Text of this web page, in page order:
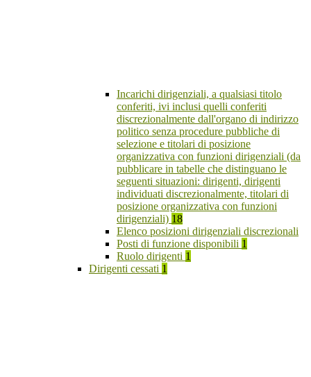
Incarichi dirigenziali, a qualsiasi titolo
conferiti, ivi inclusi quelli conferiti
discrezionalmente dall'organo di indirizzo
politico senza procedure pubbliche di
selezione e titolari di posizione
organizzativa con funzioni dirigenziali (da
pubblicare in tabelle che distinguano le
seguenti situazioni: dirigenti, dirigenti
individuati discrezionalmente, titolari di
posizione organizzativa con funzioni
dirigenziali) 18
Elenco posizioni dirigenziali discrezionali
Posti di funzione disponibili 1
Ruolo dirigenti 1
Dirigenti cessati 1